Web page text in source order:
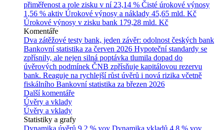
přiměřenost a role zisku v ní 23,14 % Čisté úrokové výnosy
1,56 % aktiv Úrokové výnosy a náklady 45,65 mld. Kč
Úrokové výnosy v zisku bank 179,28 mld. Kč
Komentáře
Dva zátěžové testy bank, jeden závěr: odolnost českých bank
Bankovní statistika za červen 2026 Hypoteční standardy se
zpřísnily, ale nejen silná poptávka tlumila dopad do
úvěrových podmínek ČNB zpřísňuje kapitálovou rezervu
bank. Reaguje na rychlejší růst úvěrů i nová rizika včetně
fiskálního Bankovní statistika za březen 2026
Další komentáře
Úvěry a vklady
Úvěry a vklady
Statistiky a grafy
Dynamika úvěrů 9,2 % yoy Dynamika vkladů 4,8 % yoy